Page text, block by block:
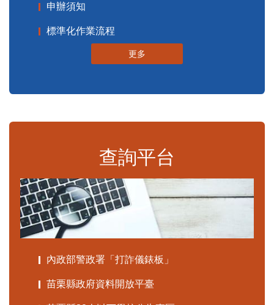
申辦須知
標準化作業流程
更多
查詢平台
內政部警政署「打詐儀錶板」
苗栗縣政府資料開放平臺